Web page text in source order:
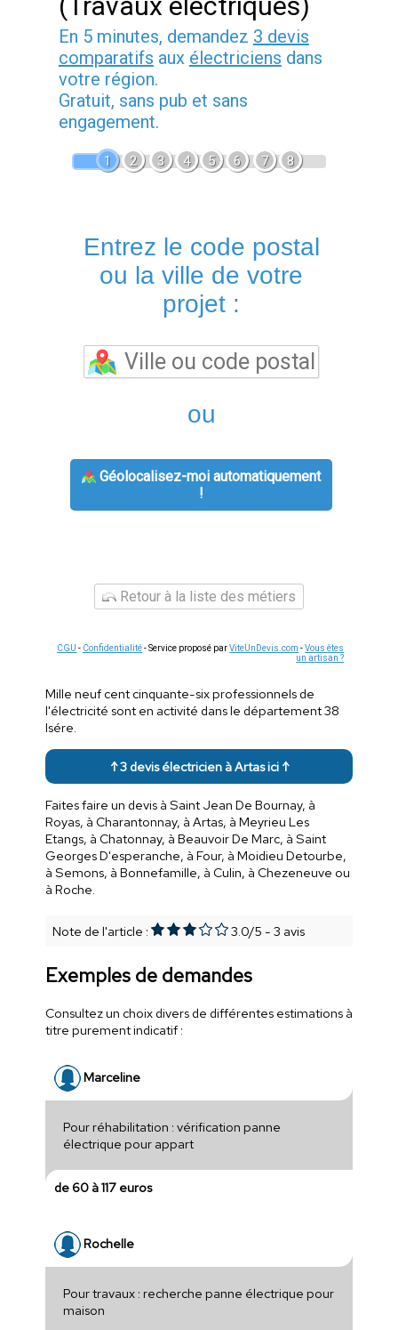
En 5 minutes, demandez 3 devis
comparatifs aux électriciens dans
votre région.
Gratuit, sans pub et sans
engagement.
1 2 3 4 5 6 7 8
Entrez le code postal
ou la ville de votre
projet :
ou
Géolocalisez-moi automatiquement
!
Retour à la liste des métiers
CGU - Confidentialité- Service proposé parViteUnDevis.com -Vous êtes
un artisan ?
Mille neuf cent cinquante-six professionnels de
l'électricité sont en activité dans le département 38
Isére.
↑ 3 devis électricien à Artas ici ↑
Faites faire un devis à Saint Jean De Bournay, à
Royas, à Charantonnay, à Artas, à Meyrieu Les
Etangs, à Chatonnay, à Beauvoir De Marc, à Saint
Georges D'esperanche, à Four, à Moidieu Detourbe,
à Semons, à Bonnefamille, à Culin, à Chezeneuve ou
à Roche.
Note de l'article : 3.0/5 - 3 avis
Exemples de demandes
Consultez un choix divers de différentes estimations à
titre purement indicatif :
Marceline
Pour réhabilitation : vérification panne
électrique pour appart
de 60 à 117 euros
Rochelle
Pour travaux : recherche panne électrique pour
maison